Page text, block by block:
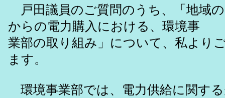
戸田議員のご質問のうち、「地域
からの電力購入における、環境事
業部の取り組み」について、私より
ます。
環境事業部では、電力供給に関す